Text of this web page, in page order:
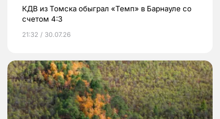
КДВ из Томска обыграл «Темп» в Барнауле со
счетом 4:3
21:32 / 30.07.26